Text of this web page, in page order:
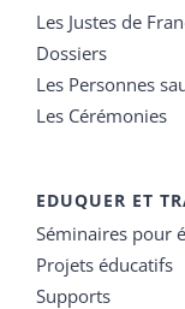
Les Justes de
Dossiers
Les Personnes
Les Cérémonies
EDUQUER ET
Séminaires pour
Projets éducatifs
Supports